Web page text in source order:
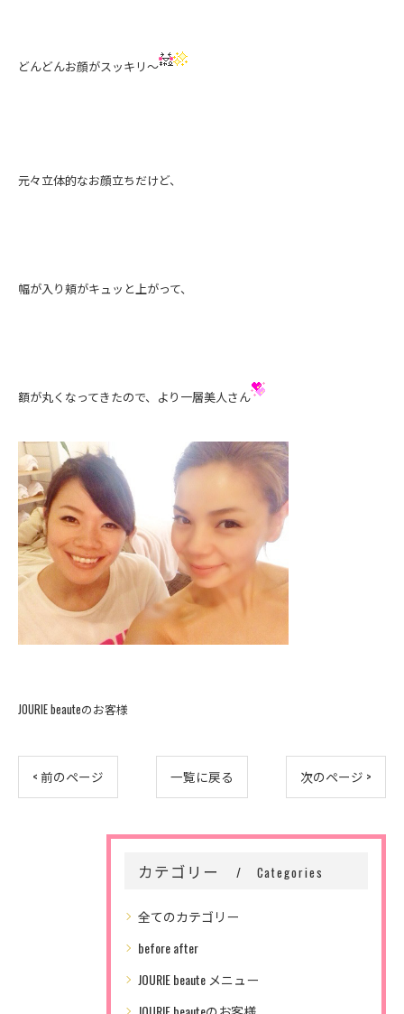
どんどんお顔がスッキリ～
元々立体的なお顔立ちだけど、
幅が入り頬がキュッと上がって、
額が丸くなってきたので、より一層美人さん
JOURIE beauteのお客様
< 前のページ 一覧に戻る 次のページ >
カテゴリー Categories
全てのカテゴリー
before after
JOURIE beaute メニュー